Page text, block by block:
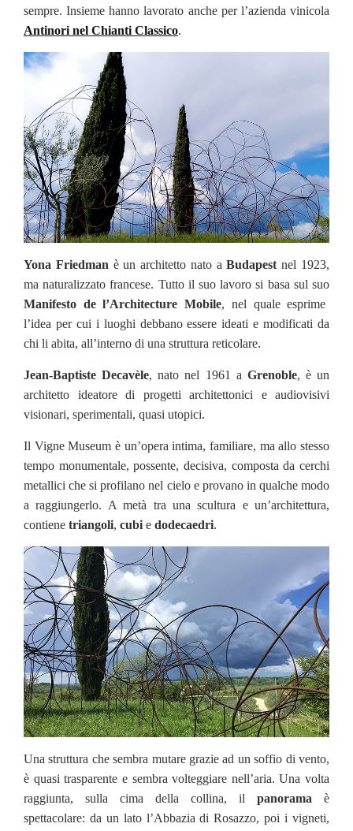
sempre. Insieme hanno lavorato anche per l’azienda vinicola
Antinori nel Chianti Classico.
Yona Friedman è un architetto nato aBudapest nel 1923,
ma naturalizzato francese. Tutto il suo lavoro si basa sul suo
Manifesto de l’Architecture Mobile, nel quale esprime
l’idea per cui i luoghi debbano essere ideati e modificati da
chi li abita, all’interno di una struttura reticolare.
Jean-Baptiste Decavèle, nato nel 1961 a Grenoble, è un
architetto ideatore di progetti architettonici e audiovisivi
visionari, sperimentali, quasi utopici.
Il Vigne Museum è un’opera intima, familiare, ma allo stesso
tempo monumentale, possente, decisiva, composta da cerchi
metallici che si profilano nel cielo e provano in qualche modo
a raggiungerlo. A metà tra una scultura e un’architettura,
contiene triangoli, cubi e dodecaedri.
Una struttura che sembra mutare grazie ad un soffio di vento,
è quasi trasparente e sembra volteggiare nell’aria. Una volta
raggiunta, sulla cima della collina, il panorama è
spettacolare: da un lato l’Abbazia di Rosazzo, poi i vigneti,